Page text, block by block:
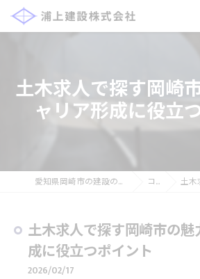
土木求人で探す岡崎
ャリア形成に役立
愛知県岡崎市の建設の求人なら浦上建設株式会社 コラム 土木求人
土木求人で探す岡崎市の
成に役立つポイント
2026/02/17